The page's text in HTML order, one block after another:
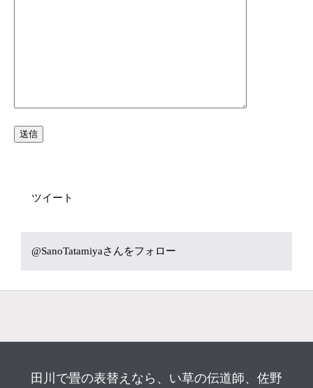
ツイート
@SanoTatamiyaさんをフォロー
田川で畳の表替えなら 、い草の伝道師、佐野